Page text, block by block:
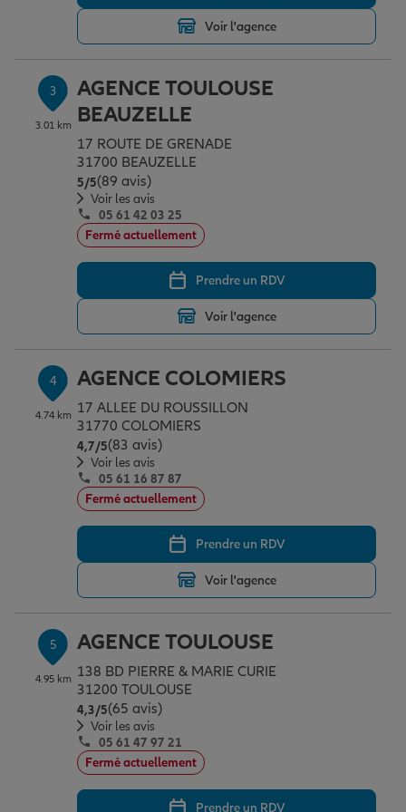
Garantie des accidents de la vie
Assurance scolaire
Protection juridique
Tous nos devis d'assurance
Voir l'agence
3
3.01 km
AGENCE TOULOUSE
BEAUZELLE
17 ROUTE DE GRENADE
31700 BEAUZELLE
5/5Note de 5 sur 5
(89 avis)
Voir les avis
05 61 42 03 25
Fermé actuellement
Prendre un RDV
Voir l'agence
4
4.74 km
AGENCE COLOMIERS
17 ALLEE DU ROUSSILLON
31770 COLOMIERS
4,7/5Note de 4.7 sur 5
(83 avis)
Voir les avis
05 61 16 87 87
Fermé actuellement
Prendre un RDV
Voir l'agence
5
4.95 km
AGENCE TOULOUSE
138 BD PIERRE & MARIE CURIE
31200 TOULOUSE
4,3/5Note de 4.3 sur 5
(65 avis)
Voir les avis
05 61 47 97 21
Fermé actuellement
Prendre un RDV